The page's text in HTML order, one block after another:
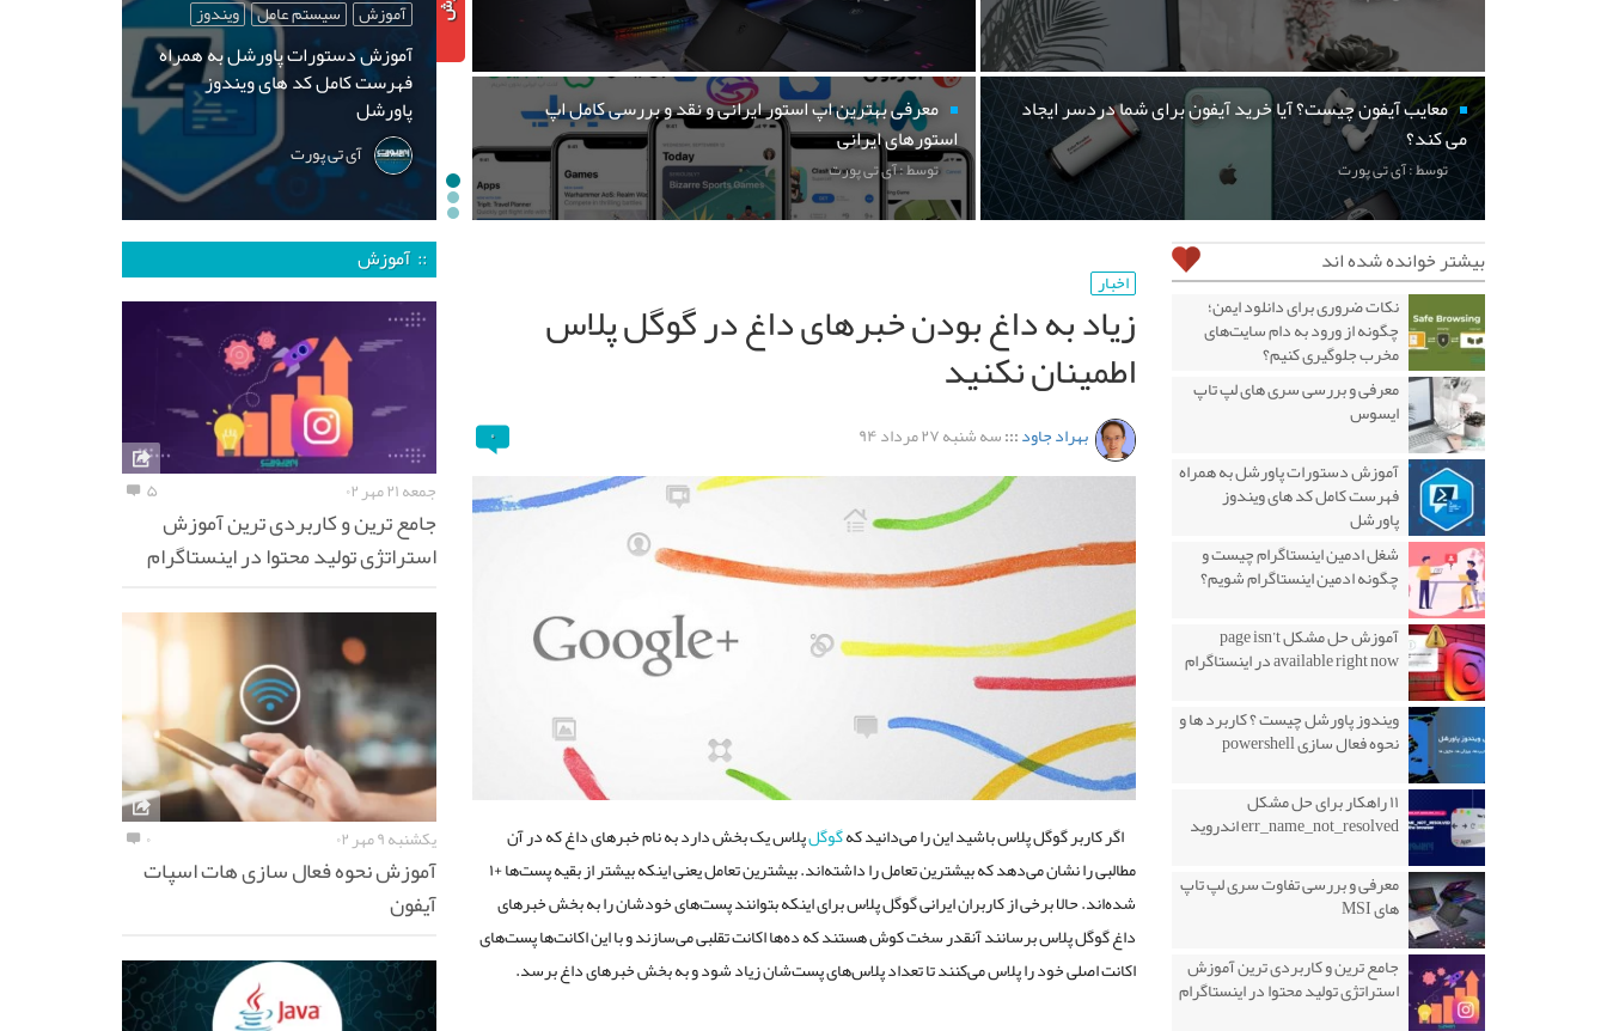
معایب آیفون چیست؟ آیا خرید آیفون برای شما دردسر ایجاد
می کند؟
توسط : آی تی پورت
معرفی بهترین اپ استور ایرانی و نقد و بررسی کامل اپ
استورهای ایرانی
توسط : آی تی پورت
آموزش سیستم عامل ویندوز
آموزش دستورات پاورشل به همراه
فهرست کامل کد های ویندوز
پاورشل
آی تی پورت
اخبار
زیاد به داغ بودن خبرهای داغ در گوگل پلاس
اطمینان نکنید
بهراد جاود:::سه شنبه ۲۷ مرداد ۹۴ ۰
اگر کاربر گوگل پلاس باشید این را می‌دانید کهگوگلپلاس یک بخش دارد به نام خبرهای داغ که در آن
مطالبی را نشان می‌دهد که بیشترین تعامل را داشته‌اند. بیشترین تعامل یعنی اینکه بیشتر از بقیه پست‌ها +۱
شده‌اند. حالا برخی از کاربران ایرانی گوگل پلاس برای اینکه بتوانند پست‌های خودشان را به بخش خبرهای
داغ گوگل پلاس برسانند آنقدر سخت کوش هستند که ده‌ها اکانت تقلبی می‌سازند و با این اکانت‌ها پست‌های
اکانت اصلی خود را پلاس می‌کنند تا تعداد پلاس‌های پست‌شان زیاد شود و به بخش خبرهای داغ برسد.
بیشتر خوانده شده اند
نکات ضروری برای دانلود ایمن؛
چگونه از ورود به دام سایت‌های
مخرب جلوگیری کنیم؟
معرفی و بررسی سری های لپ تاپ
ایسوس
آموزش دستورات پاورشل به همراه
فهرست کامل کد های ویندوز
پاورشل
شغل ادمین اینستاگرام چیست و
چگونه ادمین اینستاگرام شویم؟
آموزش حل مشکل page isn’t
available right now در اینستاگرام
ویندوز پاورشل چیست ؟ کاربرد ها و
نحوه فعال سازی powershell
۱۱ راهکار برای حل مشکل
err_name_not_resolved اندروید
معرفی و بررسی تفاوت سری لپ تاپ
های MSI
جامع ترین و کاربردی ترین آموزش
استراتژی تولید محتوا در اینستاگرام
:: آموزش
جمعه ۲۱ مهر ۰۲ ۵
جامع ترین و کاربردی ترین آموزش
استراتژی تولید محتوا در اینستاگرام
یکشنبه ۹ مهر ۰۲ ۰
آموزش نحوه فعال سازی هات اسپات
آیفون